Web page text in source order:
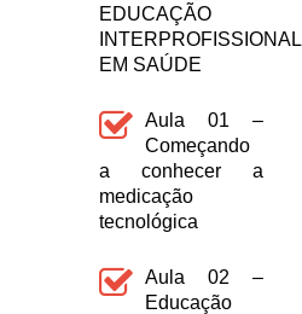
EDUCAÇÃO
INTERPROFISSIONAL
EM SAÚDE
Aula 01 –
Começando
a conhecer a
medicação
tecnológica
Aula 02 –
Educação